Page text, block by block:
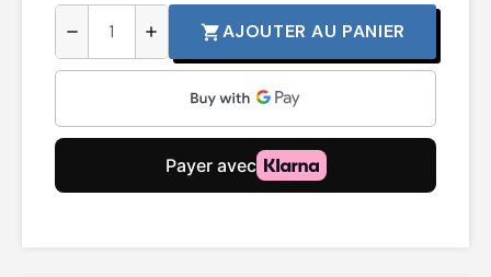
remove add shopping_cartAJOUTER AU PANIER